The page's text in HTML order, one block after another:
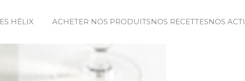
HÉLIX ACHETER NOS PRODUITSNOS RECETTESNOS